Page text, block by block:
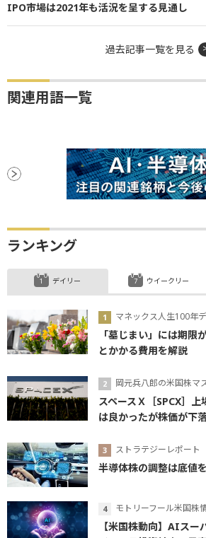
IPO市場は2021年も活況を呈する見通し
過去記事一覧を見る
関連用語一覧
ランキング
デイリー
マネックス人生100年
「墓じまい」には期限
とかかる費用を解説
岡元兵八郎の米国株マ
スペースＸ［SPCX］
は良かったが株価が下
ストラテジーレポート
半導体株の調整は底値
モトリーフール米国株
【米国株動向】AIス
ウイークリー